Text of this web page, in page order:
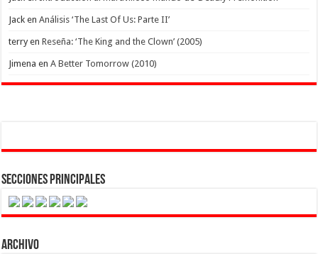
Jack enAnálisis ‘The Last Of Us: Parte II’
terryenReseña: ‘The King and the Clown’ (2005)
Jimena enA Better Tomorrow (2010)
Secciones Principales
Archivo